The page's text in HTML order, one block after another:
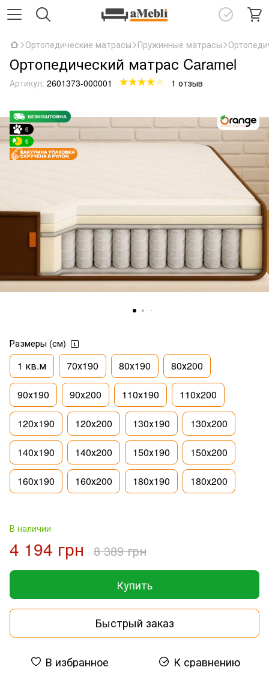
Ортопедические матрасы Пружинные матрасы
Ортопедический матрас Caramel
Артикул: 2601373-000001 1 отзыв
6
6
Размеры (см)
1 кв.м 70х190 80х190 80х200
90х190 90х200 110х190 110х200
120х190 120х200 130х190 130х200
140х190 140х200 150х190 150х200
160х190 160х200 180х190 180х200
В наличии
4 194 грн 8 389 грн
Купить
Быстрый заказ
В избранное К сравнению